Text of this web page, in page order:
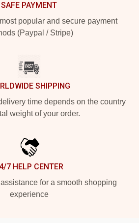
SAFE PAYMENT
popular and secure payment
(Paypal / Stripe)
SHIPPING
time depends on the country
weight of your order.
7 HELP CENTER
for a smooth shopping
experience